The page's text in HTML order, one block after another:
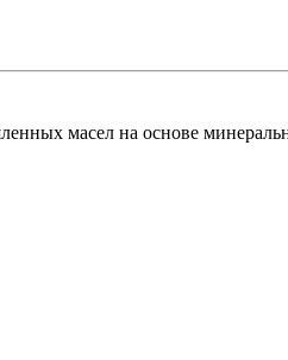
масел на основе